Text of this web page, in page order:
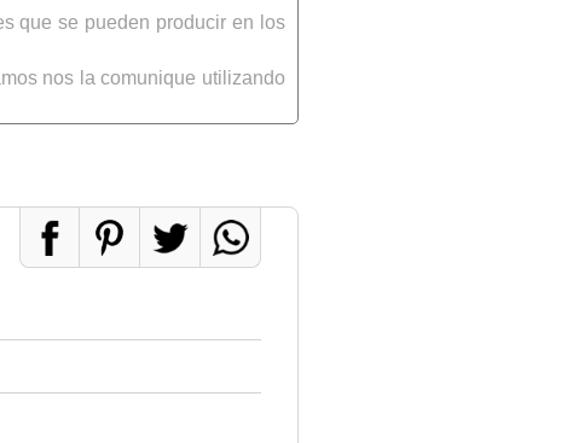
que se pueden producir en los
nos la comunique utilizando